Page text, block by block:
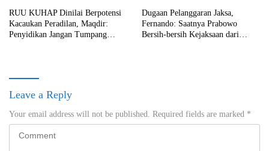
RUU KUHAP Dinilai Berpotensi
Kacaukan Peradilan, Maqdir:
Penyidikan Jangan Tumpang
Dugaan Pelanggaran Jaksa,
Fernando: Saatnya Prabowo
Bersih-bersih Kejaksaan dari
Leave a Reply
Your email address will not be published. Required fields are marked *